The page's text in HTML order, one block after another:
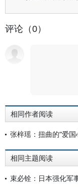
评论（0）
相同作者阅读
张梓瑶：扭曲的“爱
相同主题阅读
束必铨：日本强化军